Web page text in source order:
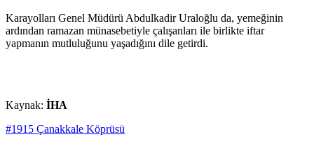
Karayolları Genel Müdürü Abdulkadir Uraloğlu da, yemeğinin
ardından ramazan münasebetiyle çalışanları ile birlikte iftar
yapmanın mutluluğunu yaşadığını dile getirdi.
Kaynak: İHA
#1915 Çanakkale Köprüsü